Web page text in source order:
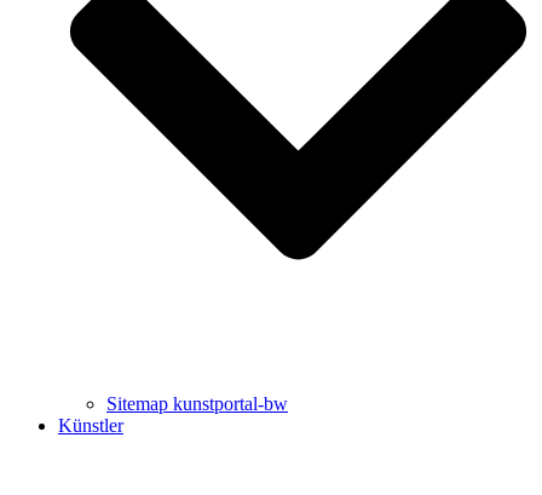
Uli Rothfuss
Harald Schwiers
Sitemap kunstportal-bw
Künstler